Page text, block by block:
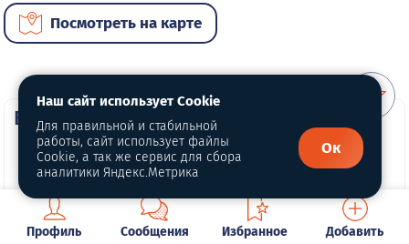
Посмотреть на карте
ВИП автомобили
Профиль Сообщения Избранное Добавить
Наш сайт использует Cookie
Для правильной и стабильной
работы, сайт использует файлы
Cookie, а так же сервис для сбора
аналитики Яндекс.Метрика
Ок